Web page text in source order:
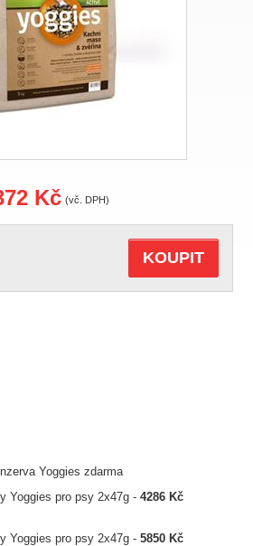
Kč (vč. DPH)
KOUPIT
Yoggies zdarma
Yoggies pro psy 2x47g -4286 Kč
Yoggies pro psy 2x47g -5850 Kč